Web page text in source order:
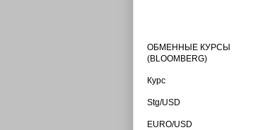
ОБМЕННЫЕ КУРСЫ
(BLOOMBERG)
Курс
Stg/USD
EURO/USD